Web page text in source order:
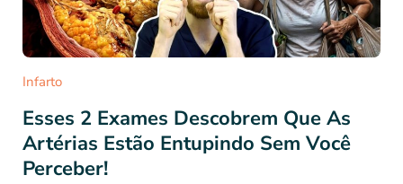
Infarto
Esses 2 Exames Descobrem Que As
Artérias Estão Entupindo Sem Você
Perceber!